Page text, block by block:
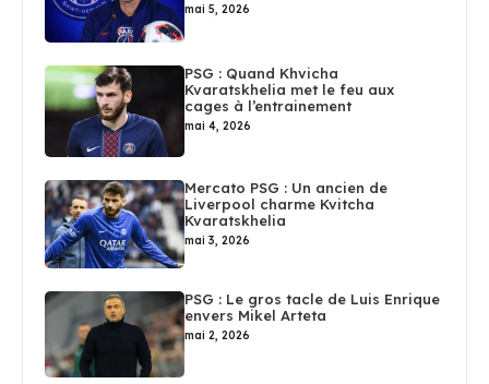
mai 5, 2026
PSG : Quand Khvicha
Kvaratskhelia met le feu aux
cages à l’entrainement
mai 4, 2026
Mercato PSG : Un ancien de
Liverpool charme Kvitcha
Kvaratskhelia
mai 3, 2026
PSG : Le gros tacle de Luis Enrique
envers Mikel Arteta
mai 2, 2026